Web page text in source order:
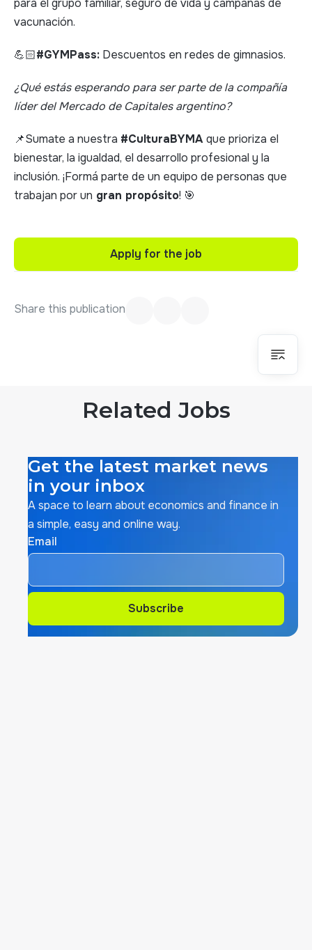
para el grupo familiar, seguro de vida y campañas de
vacunación.
💪🏻#GYMPass: Descuentos en redes de gimnasios.
¿Qué estás esperando para ser parte de la compañía
líder del Mercado de Capitales argentino?
📌Sumate a nuestra #CulturaBYMAque prioriza el
bienestar, la igualdad, el desarrollo profesional y la
inclusión. ¡Formá parte de un equipo de personas que
trabajan por un gran propósito! 🎯
Apply for the job
Share this publication
Related Jobs
Get the latest market news
in your inbox
A space to learn about economics and finance in
a simple, easy and online way.
Email
Subscribe